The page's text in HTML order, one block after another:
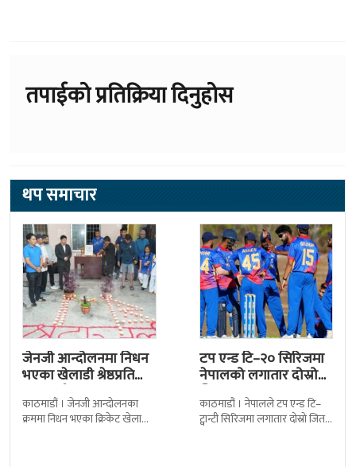
तपाईको प्रतिक्रिया दिनुहोस
थप समाचार
जेनजी आन्दोलनमा निधन
भएका खेलाडी श्रेष्ठप्रति
श्रद्धाञ्जली
काठमाडौं । जेनजी आन्दोलनका
क्रममा निधन भएका क्रिकेट खेलाडी
टप एन्ड टि–२० सिरिजमा
नेपालको लगातार दोस्रो
जित
काठमाडौं । नेपालले टप एन्ड टि–
ट्वान्टी सिरिजमा लगातार दोस्रो जित